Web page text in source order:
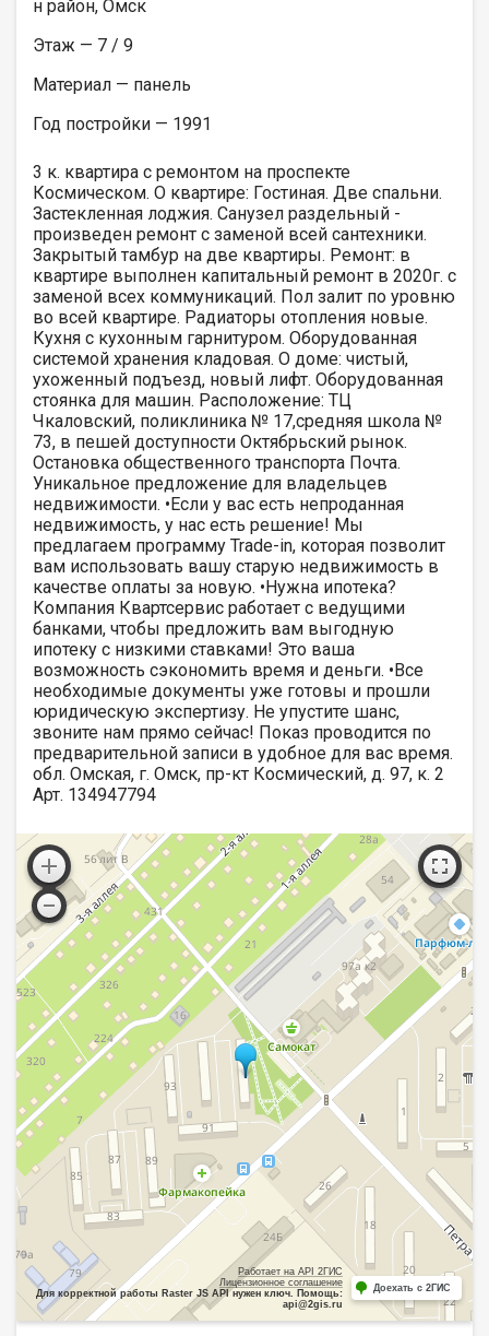
н район, Омск
Этаж — 7 / 9
Материал — панель
Год постройки — 1991
3 к. квартира с ремонтом на проспекте
Космическом. О квартире: Гостиная. Две спальни.
Застекленная лоджия. Санузел раздельный -
произведен ремонт с заменой всей сантехники.
Закрытый тамбур на две квартиры. Ремонт: в
квартире выполнен капитальный ремонт в 2020г. с
заменой всех коммуникаций. Пол залит по уровню
во всей квартире. Радиаторы отопления новые.
Кухня с кухонным гарнитуром. Оборудованная
системой хранения кладовая. О доме: чистый,
ухоженный подъезд, новый лифт. Оборудованная
стоянка для машин. Расположение: ТЦ
Чкаловский, поликлиника № 17,средняя школа №
73, в пешей доступности Октябрьский рынок.
Остановка общественного транспорта Почта.
Уникальное предложение для владельцев
недвижимости. •Если у вас есть непроданная
недвижимость, у нас есть решение! Мы
предлагаем программу Trade-in, которая позволит
вам использовать вашу старую недвижимость в
качестве оплаты за новую. •Нужна ипотека?
Компания Квартсервис работает с ведущими
банками, чтобы предложить вам выгодную
ипотеку с низкими ставками! Это ваша
возможность сэкономить время и деньги. •Все
необходимые документы уже готовы и прошли
юридическую экспертизу. Не упустите шанс,
звоните нам прямо сейчас! Показ проводится по
предварительной записи в удобное для вас время.
обл. Омская, г. Омск, пр-кт Космический, д. 97, к. 2
Арт. 134947794
Работает на API 2ГИС
Лицензионное соглашение
Для корректной работы Raster JS API нужен ключ. Помощь:
api@2gis.ru
Доехать с 2ГИС